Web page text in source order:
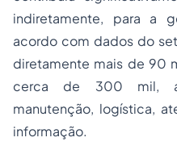
indiretamente, para a
acordo com dados do
diretamente mais de 90
cerca de 300 mil,
manutenção, logística,
informação.